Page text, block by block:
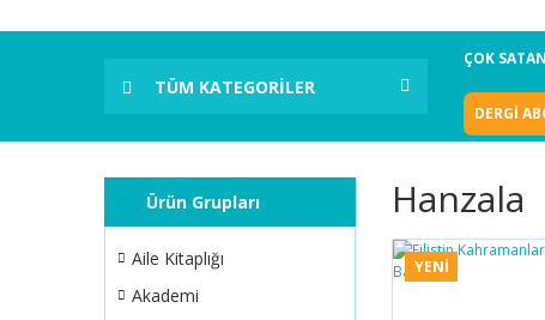
TÜM KATEGORİLER
ÇOK
DERGİ
Ürün Grupları
Aile Kitaplığı
Akademi
Hanzala
YENİ